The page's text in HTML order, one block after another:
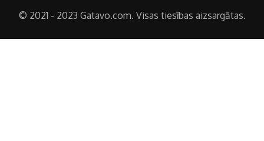
© 2021 - 2023 Gatavo.com. Visas tiesības aizsargātas.